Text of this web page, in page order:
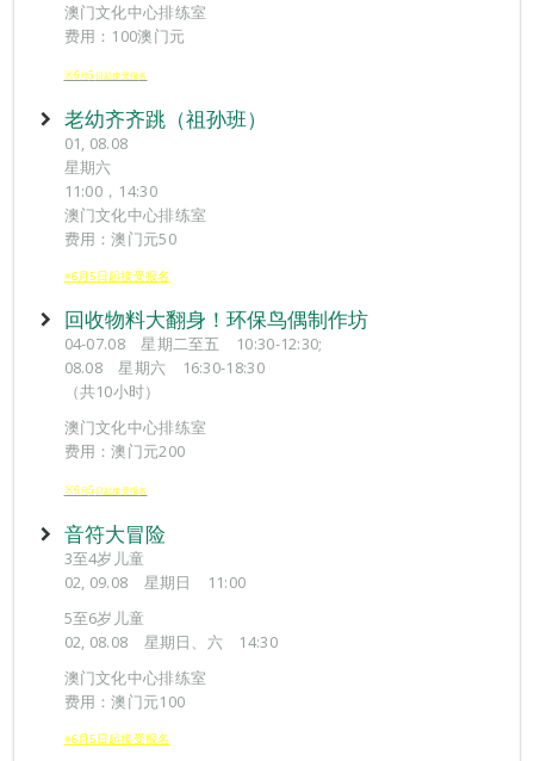
澳门文化中心排练室
费用：100澳门元
※6 月5 日起接受报名
老幼齐齐跳（祖孙班）
01, 08.08
星期六
11:00，14:30
澳门文化中心排练室
费用：澳门元50
※6月5日起接受报名
回收物料大翻身！环保鸟偶制作坊
04-07.08 星期二至五 10:30-12:30;
08.08 星期六 16:30-18:30
（共10小时）
澳门文化中心排练室
费用：澳门元200
※6 月5 日起接受报名
音符大冒险
3至4岁儿童
02, 09.08 星期日 11:00
5至6岁儿童
02, 08.08 星期日、六 14:30
澳门文化中心排练室
费用：澳门元100
※6月5日起接受报名